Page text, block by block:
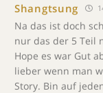
Shangtsung
Na das ist doch
nur das der 5 Teil
Hope es war Gut
lieber wenn man
Story. Bin auf